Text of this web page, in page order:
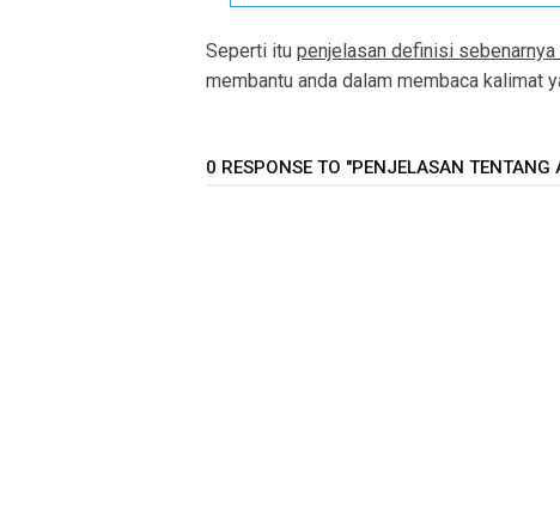
Seperti itu penjelasan definisi sebenarnya
membantu anda dalam membaca kalimat
0 RESPONSE TO "PENJELASAN TENTANG